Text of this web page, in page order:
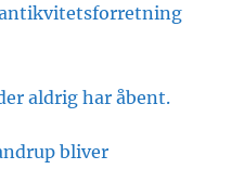
aldrig har åbent.
bliver